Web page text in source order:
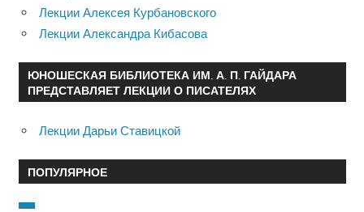
Лекции Алексея Курбановского
Лекции Александра Кибасова
ЮНОШЕСКАЯ БИБЛИОТЕКА ИМ. А. П. ГАЙДАРА
ПРЕДСТАВЛЯЕТ ЛЕКЦИИ О ПИСАТЕЛЯХ
Лекции Дарьи Ставицкой
ПОПУЛЯРНОЕ